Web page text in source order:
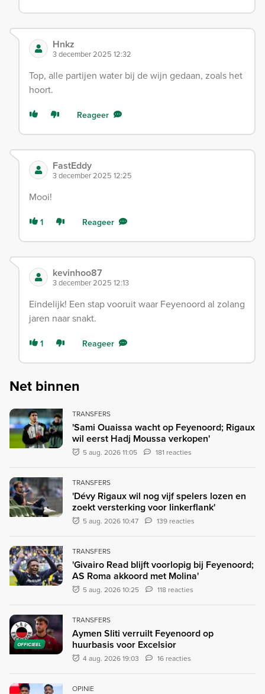
Hnkz
3 december 2025 12:32
Top, alle partijen water bij de wijn gedaan, zoals het
hoort.
Reageer
FastEddy
3 december 2025 12:25
Mooi!
1 Reageer
kevinhoo87
3 december 2025 12:13
Eindelijk! Een stap vooruit waar Feyenoord al zolang
jaren naar snakt.
1 Reageer
Net binnen
TRANSFERS
'Sami Ouaissa wacht op Feyenoord; Rigaux
wil eerst Hadj Moussa verkopen'
5 aug. 2026 11:05 181 reacties
TRANSFERS
'Dévy Rigaux wil nog vijf spelers lozen en
zoekt versterking voor linkerflank'
5 aug. 2026 10:47 139 reacties
TRANSFERS
'Givairo Read blijft voorlopig bij Feyenoord;
AS Roma akkoord met Molina'
5 aug. 2026 10:25 118 reacties
OFFICIEEL
TRANSFERS
Aymen Sliti verruilt Feyenoord op
huurbasis voor Excelsior
4 aug. 2026 19:03 16 reacties
OPINIE